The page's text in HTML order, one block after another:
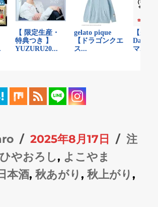
投
稿
日:
2025年8月17日
カ
ゴ
注
タ
ひやおろし, よこやま
本酒,秋あがり,秋上がり,